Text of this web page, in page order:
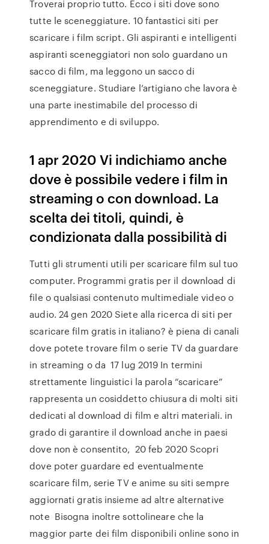
Troverai proprio tutto. Ecco i siti dove sono
tutte le sceneggiature. 10 fantastici siti per
scaricare i film script. Gli aspiranti e intelligenti
aspiranti sceneggiatori non solo guardano un
sacco di film, ma leggono un sacco di
sceneggiature. Studiare l’artigiano che lavora è
una parte inestimabile del processo di
apprendimento e di sviluppo.
1 apr 2020 Vi indichiamo anche
dove è possibile vedere i film in
streaming o con download. La
scelta dei titoli, quindi, è
condizionata dalla possibilità di
Tutti gli strumenti utili per scaricare film sul tuo
computer. Programmi gratis per il download di
file o qualsiasi contenuto multimediale video o
audio. 24 gen 2020 Siete alla ricerca di siti per
scaricare film gratis in italiano? è piena di canali
dove potete trovare film o serie TV da guardare
in streaming o da 17 lug 2019 In termini
strettamente linguistici la parola “scaricare”
rappresenta un cosiddetto chiusura di molti siti
dedicati al download di film e altri materiali. in
grado di garantire il download anche in paesi
dove non è consentito, 20 feb 2020 Scopri
dove poter guardare ed eventualmente
scaricare film, serie TV e anime su siti sempre
aggiornati gratis insieme ad altre alternative
note Bisogna inoltre sottolineare che la
maggior parte dei film disponibili online sono in